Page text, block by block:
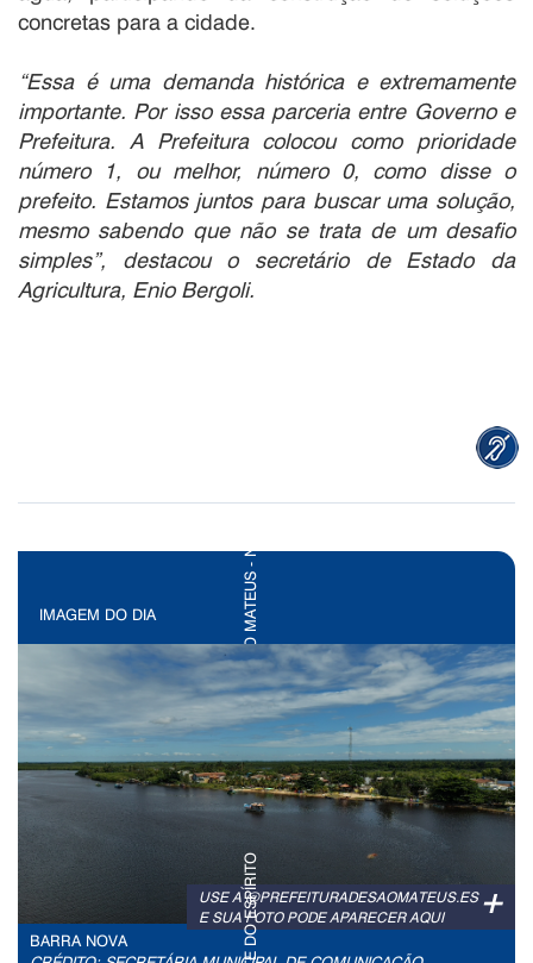
concretas para a cidade.
“Essa é uma demanda histórica e extremamente
importante. Por isso essa parceria entre Governo e
Prefeitura. A Prefeitura colocou como prioridade
número 1, ou melhor, número 0, como disse o
prefeito. Estamos juntos para buscar uma solução,
mesmo sabendo que não se trata de um desafio
simples”, destacou o secretário de Estado da
Agricultura, Enio Bergoli.
IMAGEM DO DIA
+
USE A @PREFEITURADESAOMATEUS.ES
E SUA FOTO PODE APARECER AQUI
BARRA NOVA